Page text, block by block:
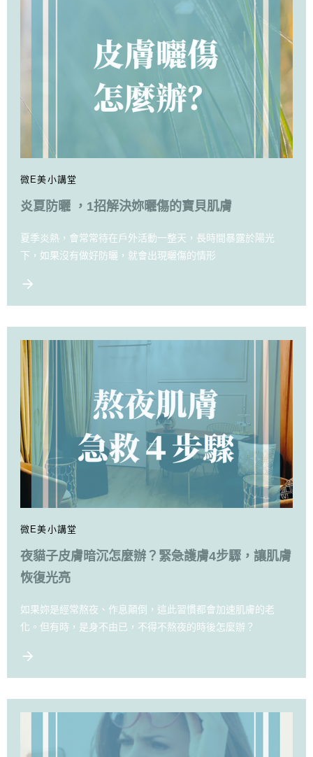
微E美小講堂
炎夏防曬 ，1招解決妳曬傷的寶貝肌膚
夏季炎熱，會常常待在戶外活動一整天，長時間暴露於陽光
下，如果沒有做好防曬，就會出現曬傷的情形
微E美小講堂
夜貓子皮膚暗沉怎麼辦？緊急護膚4步驟，讓肌膚
恢復光亮
如果妳是經常熬夜、作息顛倒，這此習慣都會加速肌膚的老
化。但有時，是身不由已，不得不熬夜的時後怎麼辦？